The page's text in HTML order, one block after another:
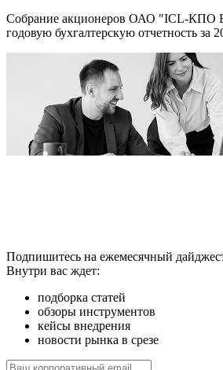
Собрание акционеров ОАО "ICL-КПО
годовую бухгалтерскую отчетность за
Подпишитесь на ежемесячный
Внутри вас ждет:
подборка статей
обзоры инструментов
кейсы внедрения
новости рынка в срезе